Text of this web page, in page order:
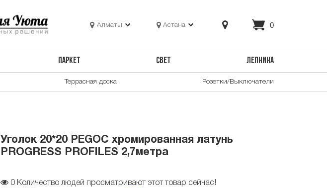
Алматы Астана 0
ПАРКЕТ СВЕТ ЛЕПНИНА
Террасная доска Розетки/Выключатели
Уголок 20*20 PEGOC хромированная латунь
PROGRESS PROFILES 2,7метра
0 Количество людей просматривают этот товар сейчас!